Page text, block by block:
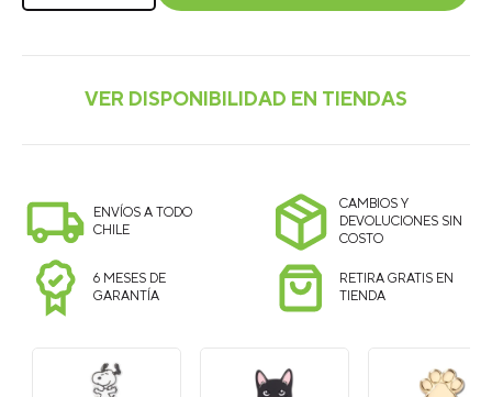
ENVÍOS A TODO
CHILE
CAMBIOS Y
DEVOLUCIONES SIN
COSTO
6 MESES DE
GARANTÍA
RETIRA GRATIS EN
TIENDA